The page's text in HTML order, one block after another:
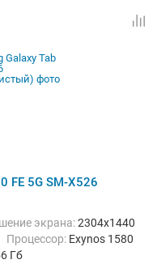
FE 5G SM-X526
экрана:2304x1440
Процессор: Exynos 1580​
Гб